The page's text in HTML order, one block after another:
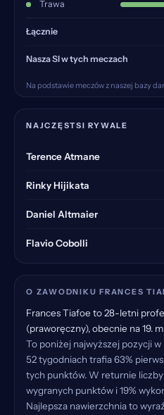
Trawa
Łącznie
Nasza SI w tych meczach
Na podstawie meczów z naszej bazy
NAJCZĘSTSI RYWALE
Terence Atmane
Rinky Hijikata
Daniel Altmaier
Flavio Cobolli
O ZAWODNIKU FRANCES
Frances Tiafoe to 28-letni
(praworęczny), obecnie na 19.
To poniżej najwyższej pozycji
52 tygodniach trafia 63%
tych punktów. W returnie liczby
wygranych punktów i 19%
Najlepsza nawierzchnia to